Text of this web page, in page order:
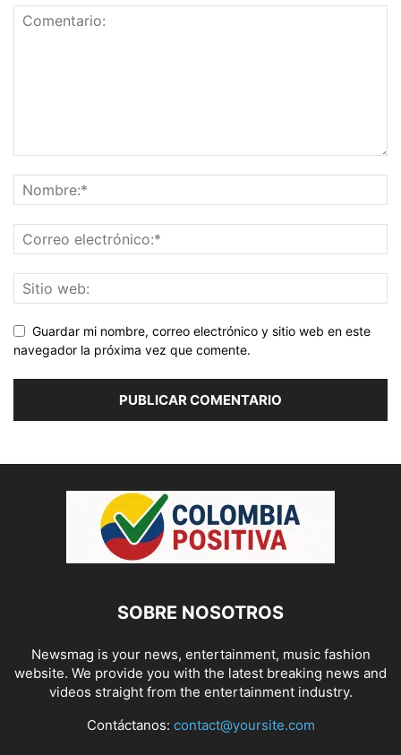
Guardar mi nombre, correo electrónico y sitio web en este
navegador la próxima vez que comente.
SOBRE NOSOTROS
Newsmag is your news, entertainment, music fashion
website. We provide you with the latest breaking news and
videos straight from the entertainment industry.
Contáctanos: contact@yoursite.com